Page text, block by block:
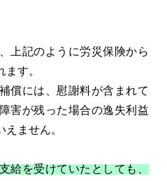
上記のように労災保険から
す。
償には、慰謝料が含まれて
害が残った場合の逸失利益
ません。
給を受けていたとしても、